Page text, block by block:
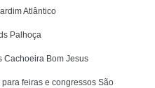
Atlântico
Palhoça
Cachoeira Bom Jesus
feiras e congressos São